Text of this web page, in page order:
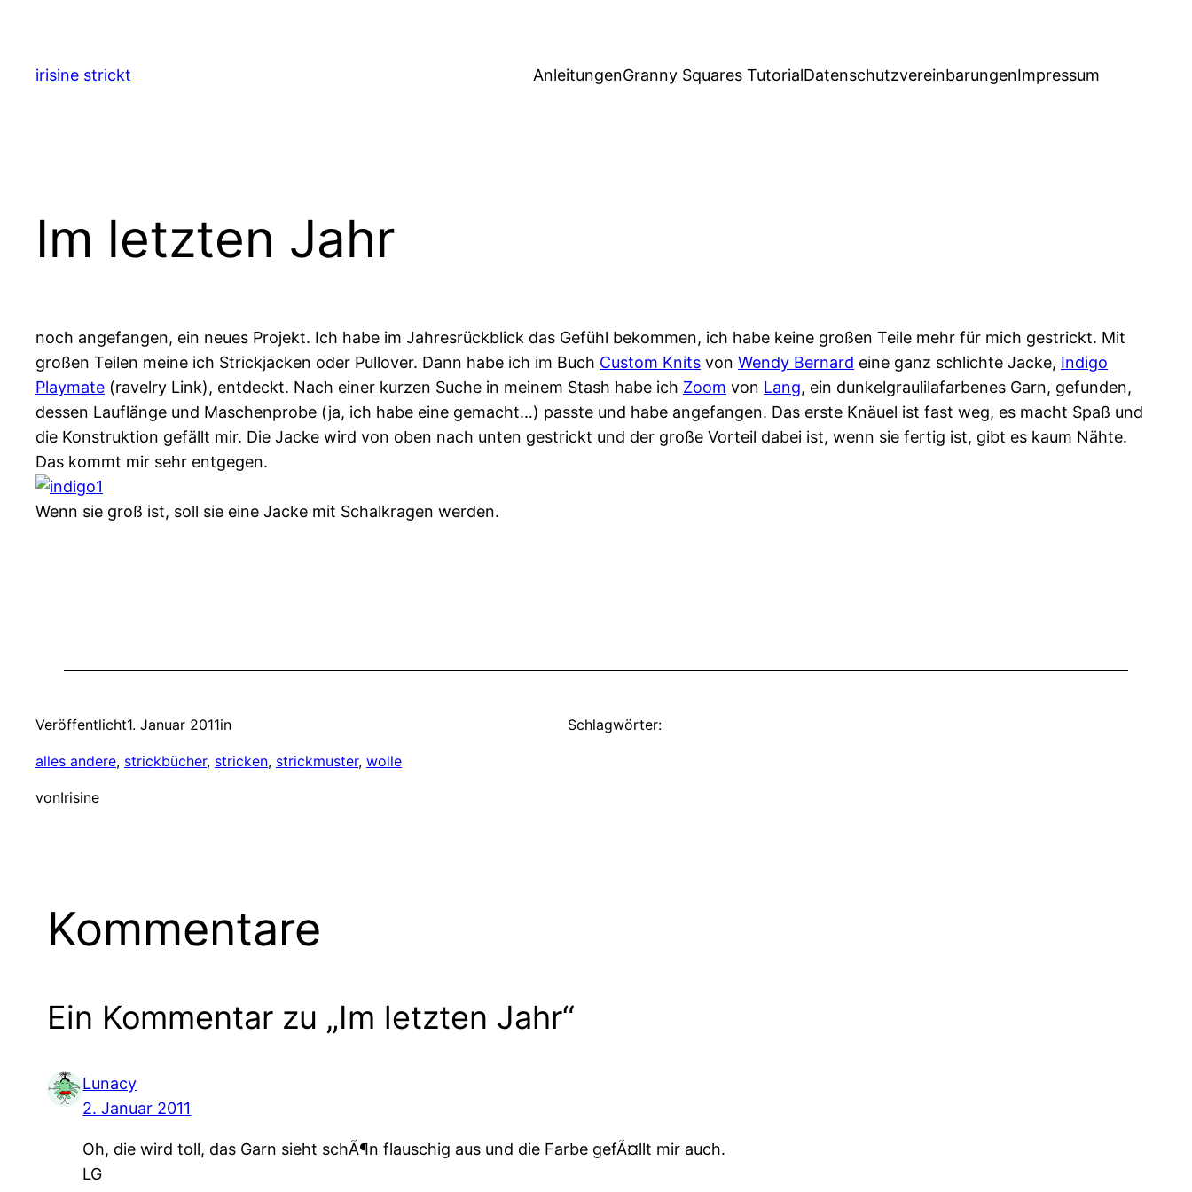
springen
irisine strickt AnleitungenGranny Squares TutorialDatenschutzvereinbarungenImpressum
Im letzten Jahr
noch angefangen, ein neues Projekt. Ich habe im Jahresrückblick das Gefühl bekommen, ich habe keine großen Teile mehr für mich gestrickt. Mit
großen Teilen meine ich Strickjacken oder Pullover. Dann habe ich im Buch Custom Knits von Wendy Bernard eine ganz schlichte Jacke, Indigo
Playmate (ravelry Link), entdeckt. Nach einer kurzen Suche in meinem Stash habe ich Zoom von Lang, ein dunkelgraulilafarbenes Garn, gefunden,
dessen Lauflänge und Maschenprobe (ja, ich habe eine gemacht…) passte und habe angefangen. Das erste Knäuel ist fast weg, es macht Spaß und
die Konstruktion gefällt mir. Die Jacke wird von oben nach unten gestrickt und der große Vorteil dabei ist, wenn sie fertig ist, gibt es kaum Nähte.
Das kommt mir sehr entgegen.
Wenn sie groß ist, soll sie eine Jacke mit Schalkragen werden.
Veröffentlicht1. Januar 2011in
alles andere, strickbücher, stricken, strickmuster, wolle
vonIrisine
Schlagwörter:
Kommentare
Ein Kommentar zu „Im letzten Jahr“
Lunacy
2. Januar 2011
Oh, die wird toll, das Garn sieht schÃ¶n flauschig aus und die Farbe gefÃ¤llt mir auch.
LG